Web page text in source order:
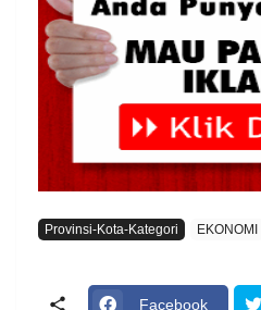
Provinsi-Kota-Kategori EKONOMI
Facebook